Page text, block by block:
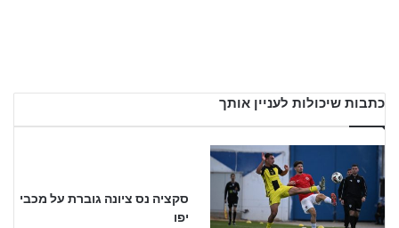
כתבות שיכולות לעניין אותך
סקציה נס ציונה גוברת על מכבי
יפו